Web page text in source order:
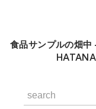
食品サンプルの畑